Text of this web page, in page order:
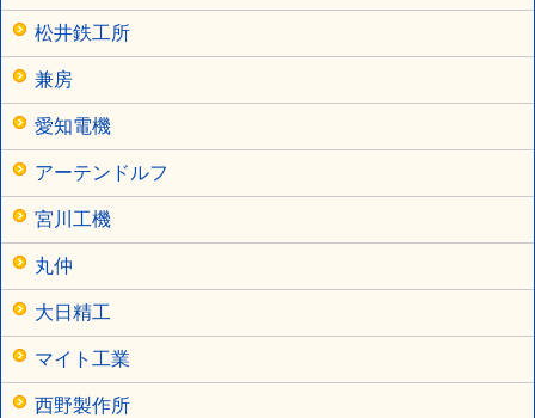
松井鉄工所
兼房
愛知電機
アーテンドルフ
宮川工機
丸仲
大日精工
マイト工業
西野製作所